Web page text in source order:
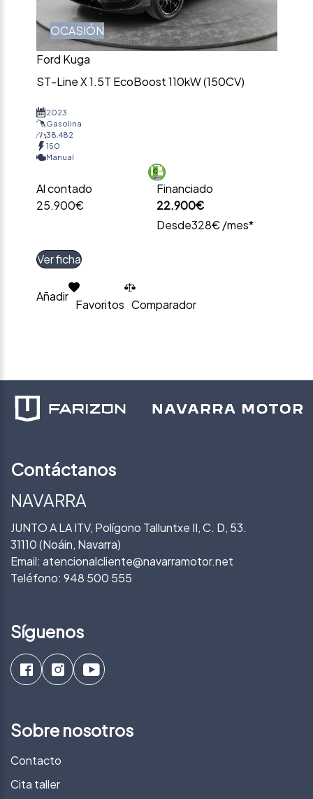
OCASIÓN
Ford Kuga
ST-Line X 1.5T EcoBoost 110kW (150CV)
2023
Gasolina
38.482
150
Manual
Al contado
25.900€
Financiado
22.900€
Desde328€ /mes*
Ver ficha
Añadir
Favoritos Comparador
Contáctanos
NAVARRA
JUNTO A LA ITV, Polígono Talluntxe II, C. D, 53.
31110 (Noáin, Navarra)
Email: atencionalcliente@navarramotor.net
Teléfono: 948 500 555
Síguenos
Sobre nosotros
Contacto
Cita taller